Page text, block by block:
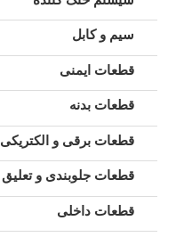
سیم و کابل
قطعات ایمنی
قطعات بدنه
قطعات برقی و الکتریکی
قطعات جلوبندی و تعلیق
قطعات داخلی